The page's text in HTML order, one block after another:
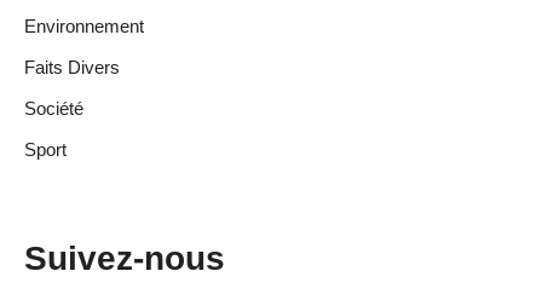
Environnement
Faits Divers
Société
Sport
Suivez-nous